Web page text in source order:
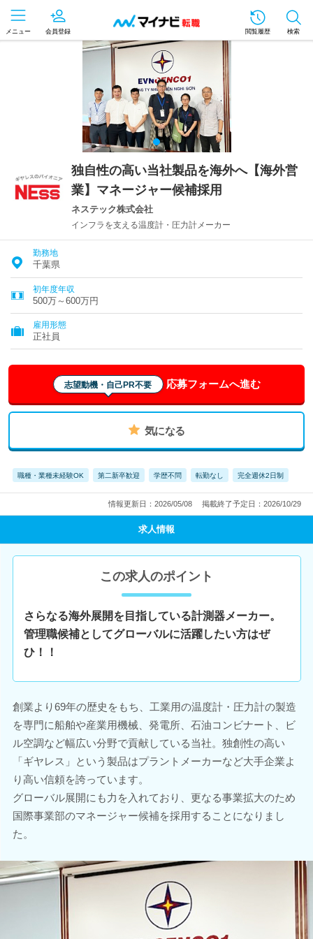
メニュー 会員登録 閲覧履歴 検索
独自性の高い当社製品を海外へ【海外営
業】マネージャー候補採用
ネステック株式会社
インフラを支える温度計・圧力計メーカー
勤務地
千葉県
初年度年収
500万～600万円
雇用形態
正社員
志望動機・自己PR不要 応募フォームへ進む
気になる
職種・業種未経験OK 第二新卒歓迎 学歴不問 転勤なし 完全週休2日制
情報更新日：2026/05/08 掲載終了予定日：2026/10/29
求人情報
この求人のポイント
さらなる海外展開を目指している計測器メーカー。
管理職候補としてグローバルに活躍したい方はぜ
ひ！！
創業より69年の歴史をもち、工業用の温度計・圧力計の製造
を専門に船舶や産業用機械、発電所、石油コンビナート、ビ
ル空調など幅広い分野で貢献している当社。独創性の高い
「ギヤレス」という製品はプラントメーカーなど大手企業よ
り高い信頼を誇っています。
グローバル展開にも力を入れており、更なる事業拡大のため
国際事業部のマネージャー候補を採用することになりまし
た。